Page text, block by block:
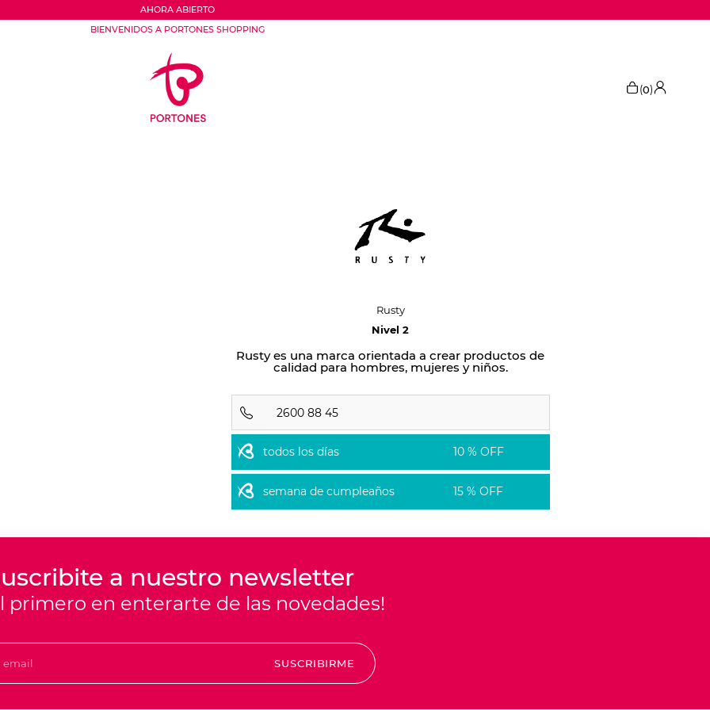
AHORA ABIERTO
BIENVENIDOS A PORTONES SHOPPING
(0)
Rusty
Nivel 2
Rusty es una marca orientada a crear productos de
calidad para hombres, mujeres y niños.
2600 88 45
todos los días 10 % OFF
semana de cumpleaños 15 % OFF
a nuestro newsletter
primero en enterarte de las novedades!
SUSCRIBIRME